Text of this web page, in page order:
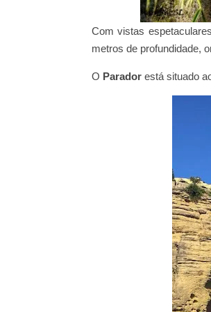
Com vistas
metros de profundidade,
O Parador está situado